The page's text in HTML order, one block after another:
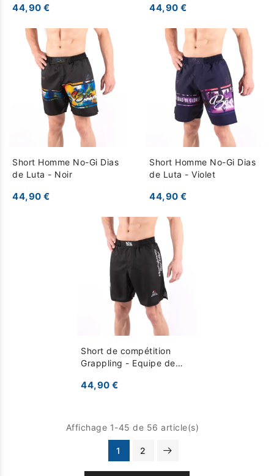
44,90 € 44,90 €
Short Homme No-Gi Dias
de Luta - Noir
44,90 €
Short Homme No-Gi Dias
de Luta - Violet
44,90 €
Short de compétition
Grappling - Equipe de
44,90 €
Affichage 1-45 de 56 article(s)
1 2